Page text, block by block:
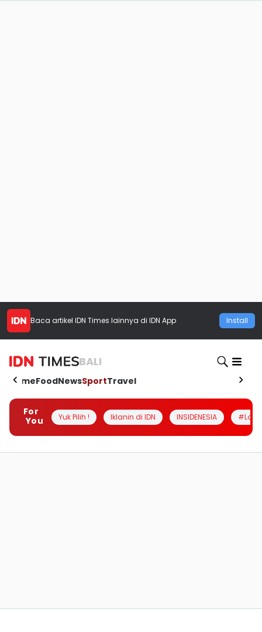
Baca artikel IDN Times lainnya di IDN App Install
BALI
HomeFoodNewsSportTravel
For
You
Yuk Pilih ! Iklanin di IDN INSIDENESIA